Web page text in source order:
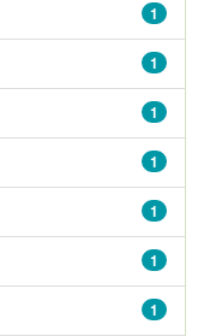
1
1
1
1
1
1
1